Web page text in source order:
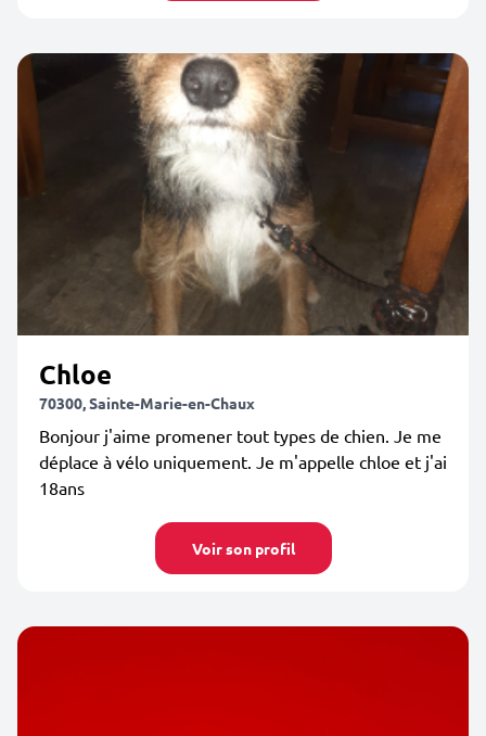
Chloe
70300, Sainte-Marie-en-Chaux
Bonjour j'aime promener tout types de chien. Je me
déplace à vélo uniquement. Je m'appelle chloe et j'ai
18ans
Voir son profil